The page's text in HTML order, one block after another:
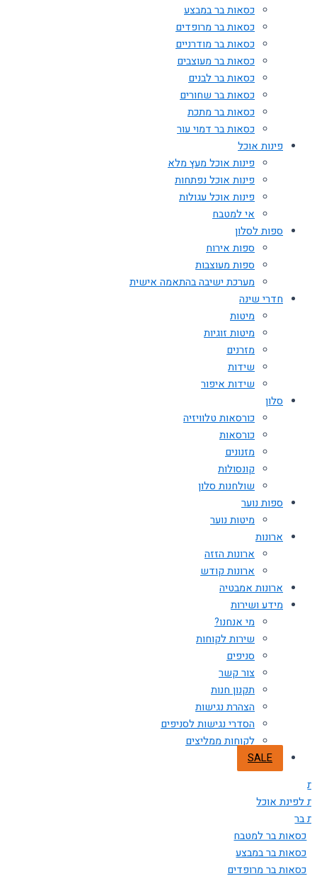
כסאות בר במבצע
כסאות בר מרופדים
כסאות בר מודרניים
כסאות בר מעוצבים
כסאות בר לבנים
כסאות בר שחורים
כסאות בר מתכת
כסאות בר דמוי עור
פינות אוכל
פינות אוכל מעץ מלא
פינות אוכל נפתחות
פינות אוכל עגולות
אי למטבח
ספות לסלון
ספות אירוח
ספות מעוצבות
מערכת ישיבה בהתאמה אישית
חדרי שינה
מיטות
מיטות זוגיות
מזרנים
שידות
שידות איפור
סלון
כורסאות טלוויזיה
כורסאות
מזנונים
קונסולות
שולחנות סלון
ספות נוער
מיטות נוער
ארונות
ארונות הזזה
ארונות קודש
ארונות אמבטיה
מידע ושירות
מי אנחנו?
שירות לקוחות
סניפים
צור קשר
תקנון חנות
הצהרת נגישות
הסדרי נגישות לסניפים
לקוחות ממליצים
SALE
לפינת אוכל
בר
כסאות בר למטבח
כסאות בר במבצע
כסאות בר מרופדים